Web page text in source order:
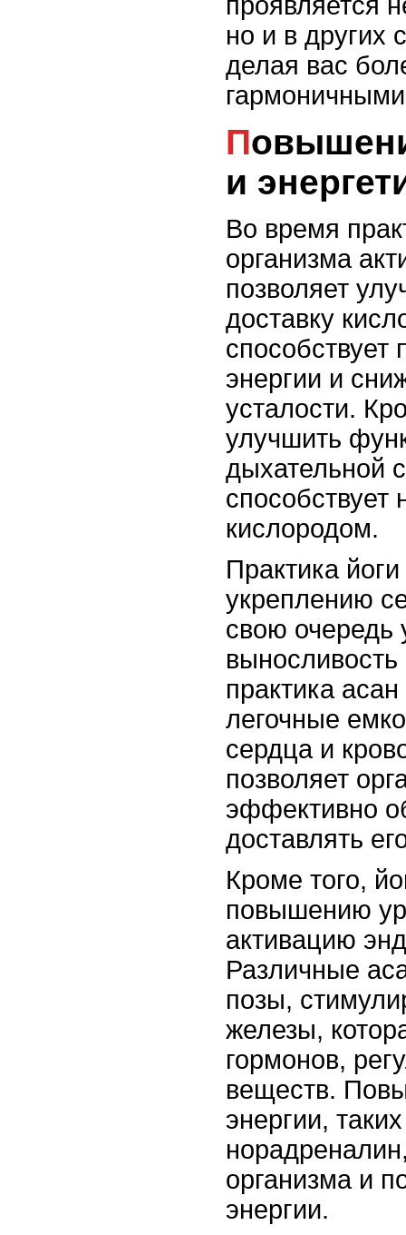
но и в других
делая вас
Повышение выносливости
и
Во время
организма
позволяет
доставку
энергии и
усталости.
улучшить
дыхательной
кислородом.
Практика
укреплению
свою очередь
практика
легочные
сердца и
позволяет
эффективно
доставлять
Кроме того,
повышению
активацию
Различные
позы,
железы,
гормонов,
веществ.
энергии,
организма и
энергии.